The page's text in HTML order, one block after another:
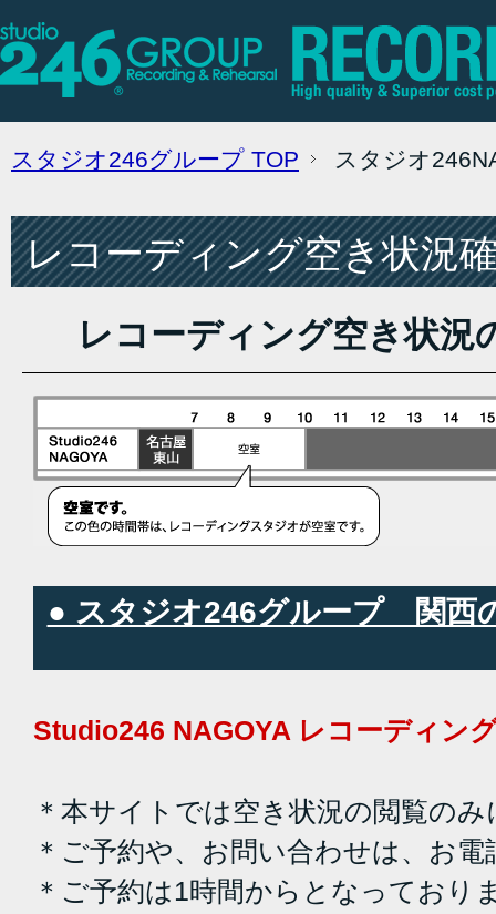
スタジオ246グループ TOP スタジオ
レコーディング空き状況
レコーディング空き状況
● スタジオ246グループ 関西
Studio246 NAGOYA レコーディン
＊本サイトでは空き状況の閲覧の
＊ご予約や、お問い合わせは、お
＊ご予約は1時間からとなっており